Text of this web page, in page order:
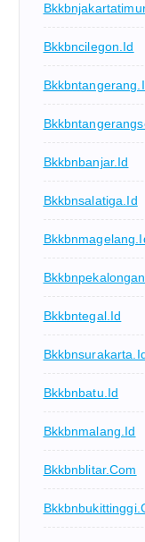
Bkkbncilegon.id
Bkkbnbanjar.id
Bkkbnsalatiga.id
Bkkbntegal.id
Bkkbnbatu.id
Bkkbnmalang.id
Bkkbnblitar.com